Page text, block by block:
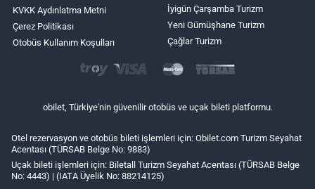
KVKK Aydınlatma Metni
Çerez Politikası
Otobüs Kullanım Koşulları
İyigün Çarşamba Turizm
Yeni Gümüşhane Turizm
Çağlar Turizm
obilet, Türkiye'nin güvenilir otobüs ve uçak bileti platformu.
Otel rezervasyon ve otobüs bileti işlemleri için: Obilet.com Turizm Seyahat
Acentası (TÜRSAB Belge No: 9883)
Uçak bileti işlemleri için: Biletall Turizm Seyahat Acentası (TÜRSAB Belge
No: 4443) | (IATA Üyelik No: 88214125)